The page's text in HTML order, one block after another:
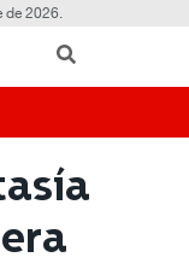
de 2026.